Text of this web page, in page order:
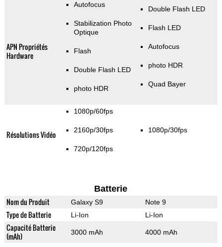
APN Propriétés
Hardware
Autofocus
Stabilization Photo
Optique
Flash
Double Flash LED
photo HDR
Double Flash LED
Flash LED
Autofocus
photo HDR
Quad Bayer
Résolutions Vidéo
1080p/60fps
2160p/30fps
720p/120fps
1080p/30fps
Batterie
Nom du Produit Galaxy S9 Note 9
Type de Batterie Li-Ion Li-Ion
Capacité Batterie
(mAh)
3000 mAh 4000 mAh